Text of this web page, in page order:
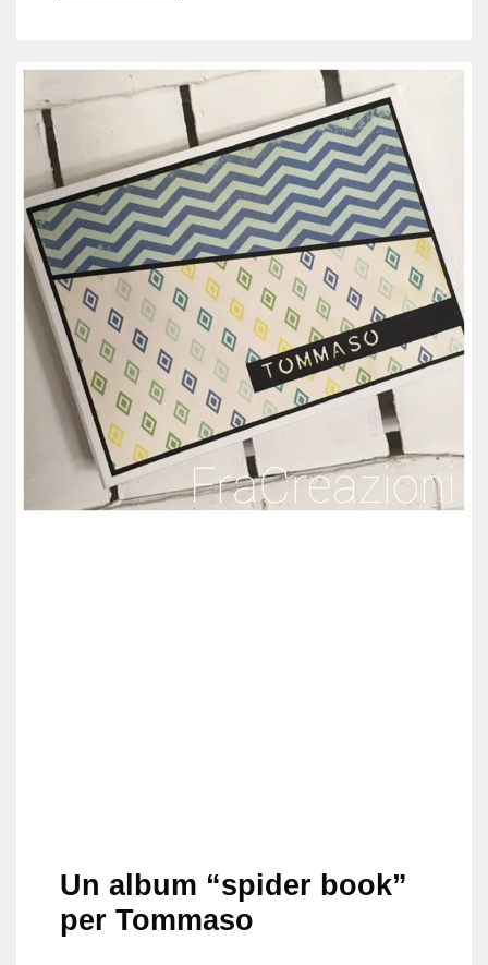
Un album “spider book”
per Tommaso